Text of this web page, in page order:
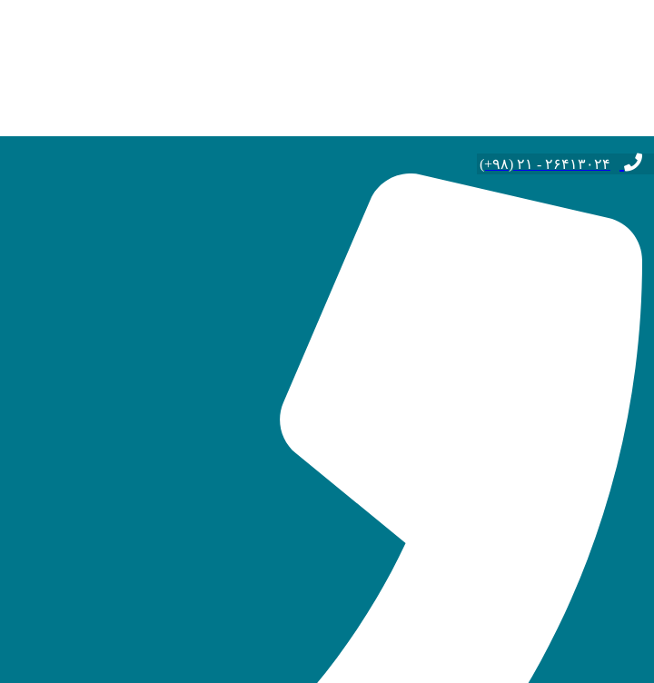
۲۶۴۱۳۰۲۴ - ۲۱ (۹۸+)